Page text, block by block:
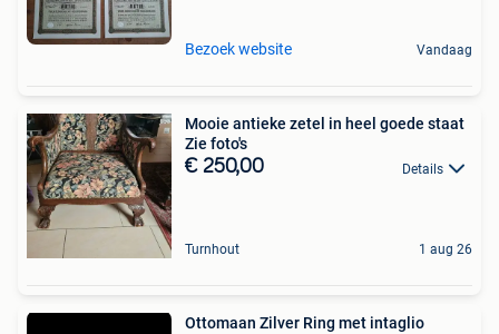
Bezoek website Vandaag
Mooie antieke zetel in heel goede staat
Zie foto's
€ 250,00 Details
Turnhout 1 aug 26
Ottomaan Zilver Ring met intaglio